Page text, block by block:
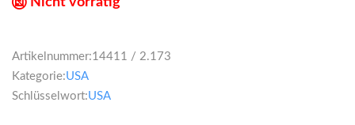
Artikelnummer:14411 / 2.173
Kategorie:USA
Schlüsselwort:USA